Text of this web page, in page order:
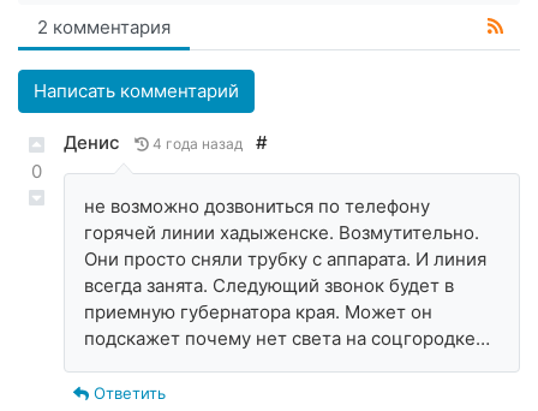
2 комментария
Написать комментарий
0
Денис 4 года назад #
не возможно дозвониться по телефону
горячей линии хадыженске. Возмутительно.
Они просто сняли трубку с аппарата. И линия
всегда занята. Следующий звонок будет в
приемную губернатора края. Может он
подскажет почему нет света на соцгородке…
Ответить